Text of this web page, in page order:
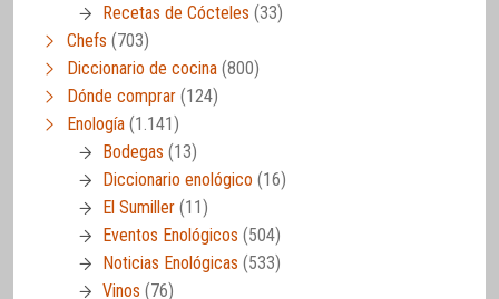
Recetas de Cócteles (33)
Chefs (703)
Diccionario de cocina (800)
Dónde comprar (124)
Enología (1.141)
Bodegas (13)
Diccionario enológico (16)
El Sumiller (11)
Eventos Enológicos (504)
Noticias Enológicas (533)
Vinos (76)